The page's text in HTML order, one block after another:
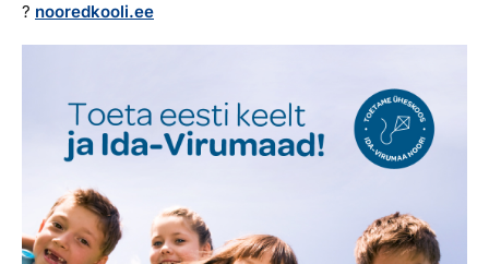
? nooredkooli.ee